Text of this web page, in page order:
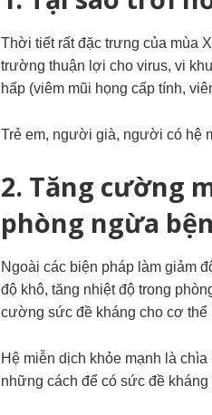
Thời tiết rất đặc trưng của mùa
trường thuận lợi cho virus, vi
hấp (viêm mũi họng cấp tính,
Trẻ em, người già, người có hệ
2. Tăng cường
phòng ngừa
Ngoài các biện pháp làm giảm
độ khô, tăng nhiệt độ trong
cường sức đề kháng cho cơ thể
Hệ miễn dịch khỏe mạnh là
những cách để có sức đề kháng